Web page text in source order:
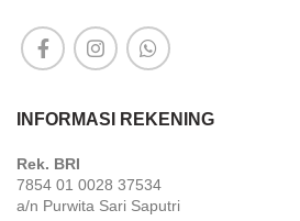
INFORMASI REKENING
Rek. BRI
7854 01 0028 37534
a/n Purwita Sari Saputri